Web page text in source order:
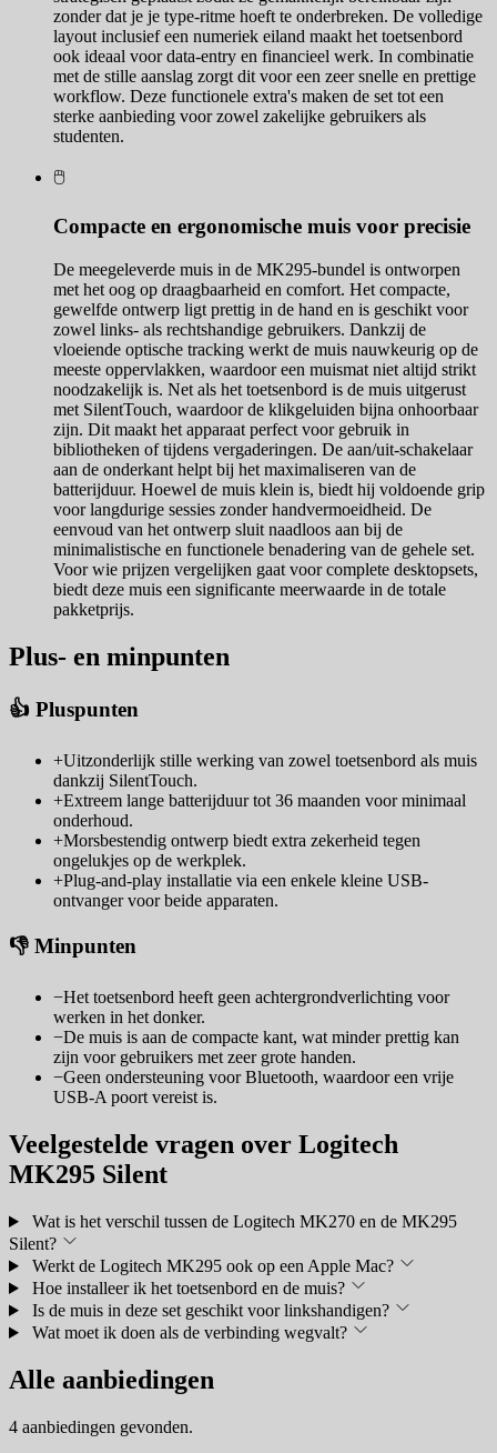
zonder dat je je type-ritme hoeft te onderbreken. De volledige
layout inclusief een numeriek eiland maakt het toetsenbord
ook ideaal voor data-entry en financieel werk. In combinatie
met de stille aanslag zorgt dit voor een zeer snelle en prettige
workflow. Deze functionele extra's maken de set tot een
sterke aanbieding voor zowel zakelijke gebruikers als
studenten.
🖱️
Compacte en ergonomische muis voor precisie
De meegeleverde muis in de MK295-bundel is ontworpen
met het oog op draagbaarheid en comfort. Het compacte,
gewelfde ontwerp ligt prettig in de hand en is geschikt voor
zowel links- als rechtshandige gebruikers. Dankzij de
vloeiende optische tracking werkt de muis nauwkeurig op de
meeste oppervlakken, waardoor een muismat niet altijd strikt
noodzakelijk is. Net als het toetsenbord is de muis uitgerust
met SilentTouch, waardoor de klikgeluiden bijna onhoorbaar
zijn. Dit maakt het apparaat perfect voor gebruik in
bibliotheken of tijdens vergaderingen. De aan/uit-schakelaar
aan de onderkant helpt bij het maximaliseren van de
batterijduur. Hoewel de muis klein is, biedt hij voldoende grip
voor langdurige sessies zonder handvermoeidheid. De
eenvoud van het ontwerp sluit naadloos aan bij de
minimalistische en functionele benadering van de gehele set.
Voor wie prijzen vergelijken gaat voor complete desktopsets,
biedt deze muis een significante meerwaarde in de totale
pakketprijs.
Plus- en minpunten
👍 Pluspunten
+Uitzonderlijk stille werking van zowel toetsenbord als muis
dankzij SilentTouch.
+Extreem lange batterijduur tot 36 maanden voor minimaal
onderhoud.
+Morsbestendig ontwerp biedt extra zekerheid tegen
ongelukjes op de werkplek.
+Plug-and-play installatie via een enkele kleine USB-
ontvanger voor beide apparaten.
👎 Minpunten
−Het toetsenbord heeft geen achtergrondverlichting voor
werken in het donker.
−De muis is aan de compacte kant, wat minder prettig kan
zijn voor gebruikers met zeer grote handen.
−Geen ondersteuning voor Bluetooth, waardoor een vrije
USB-A poort vereist is.
Veelgestelde vragen over Logitech
MK295 Silent
Wat is het verschil tussen de Logitech MK270 en de MK295
Silent?
Werkt de Logitech MK295 ook op een Apple Mac?
Hoe installeer ik het toetsenbord en de muis?
Is de muis in deze set geschikt voor linkshandigen?
Wat moet ik doen als de verbinding wegvalt?
Alle aanbiedingen
4 aanbiedingen gevonden.